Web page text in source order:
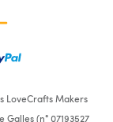
LoveCrafts Makers
(n° 07193527